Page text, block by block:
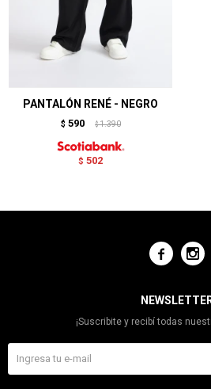
PANTALÓN RENÉ - NEGRO
$ 590 $ 1.390
$ 502
 
¡Suscribite y recibí todas